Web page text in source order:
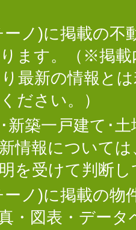
ノ)に掲載の不
ます。（※掲
最新の情報と
ださい。）
新築一戸建て･
情報について
を受けて判断
ノ)に掲載の物
・図表・デー